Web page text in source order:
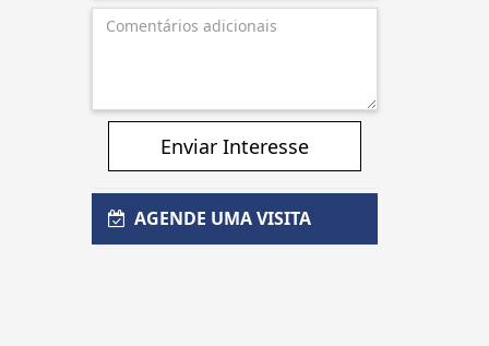
Enviar Interesse
AGENDE UMA VISITA